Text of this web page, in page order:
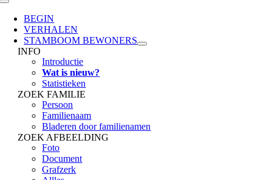
Toggle
Navigation
BEGIN
VERHALEN
STAMBOOM BEWONERS
INFO
Introductie
Wat is nieuw?
Statistieken
ZOEK FAMILIE
Persoon
Familienaam
Bladeren door familienamen
ZOEK AFBEELDING
Foto
Document
Grafzerk